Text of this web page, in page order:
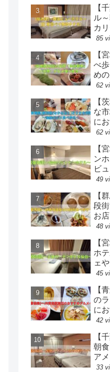
【
ル
カ
85
【
べ
め
62
【
な
に
62
【
ン
ビ
49
【
段
お
48
【
ホ
ェ
45
【
の
に
42
【
朝
ア
33